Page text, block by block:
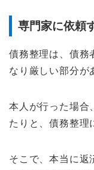
専門家に依頼
債務整理は、債務
なり厳しい部分が
本人が行った場合
たりと、債務整理
そこで、本当に返